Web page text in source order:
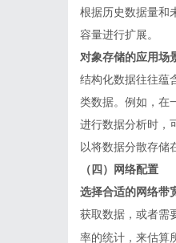
根据历史数据量和
容量进行扩展。
对象存储的应用场
结构化数据往往蕴
类数据。例如，在
进行数据分析时，
以将数据分散存储
（四）网络配置
选择合适的网络带
获取数据，或者需
率的统计，来估算